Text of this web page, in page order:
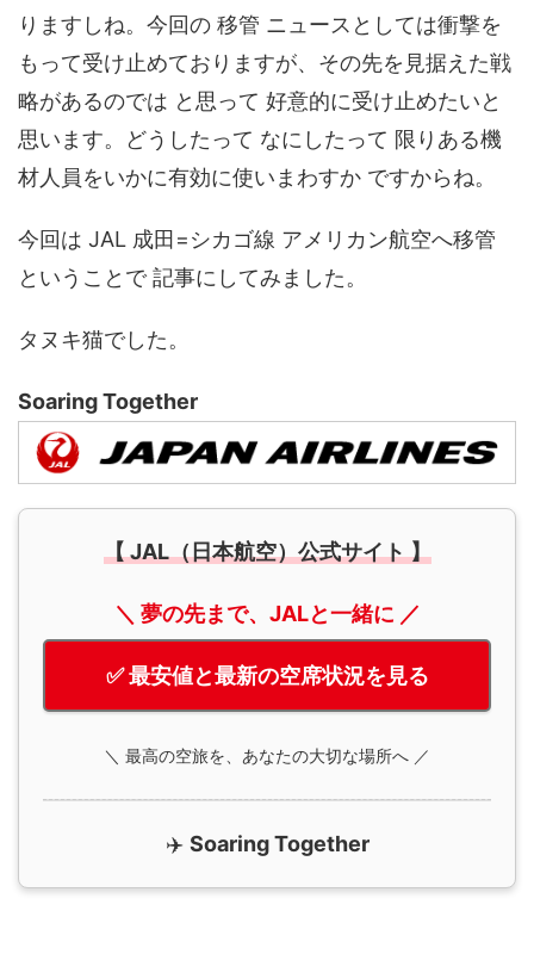
りますしね。今回の 移管 ニュースとしては衝撃を
もって受け止めておりますが、その先を見据えた戦
略があるのでは と思って 好意的に受け止めたいと
思います。どうしたって なにしたって 限りある機
材人員をいかに有効に使いまわすか ですからね。
今回は JAL 成田=シカゴ線 アメリカン航空へ移管
ということで 記事にしてみました。
タヌキ猫でした。
Soaring Together
【 JAL（日本航空）公式サイト 】
＼ 夢の先まで、JALと一緒に ／
✅ 最安値と最新の空席状況を見る
＼ 最高の空旅を、あなたの大切な場所へ ／
✈️ Soaring Together